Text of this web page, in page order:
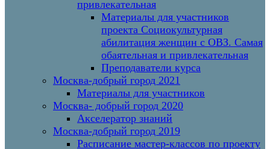
привлекательная
Материалы для участников
проекта Социокультурная
абилитация женщин с ОВЗ. Самая
обаятельная и привлекательная
Преподаватели курса
Москва-добрый город 2021
Материалы для участников
Москва- добрый город 2020
Акселератор знаний
Москва-добрый город 2019
Расписание мастер-классов по проекту